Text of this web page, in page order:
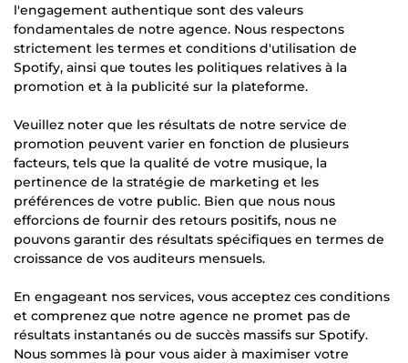
l'engagement authentique sont des valeurs
fondamentales de notre agence. Nous respectons
strictement les termes et conditions d'utilisation de
Spotify, ainsi que toutes les politiques relatives à la
promotion et à la publicité sur la plateforme.
Veuillez noter que les résultats de notre service de
promotion peuvent varier en fonction de plusieurs
facteurs, tels que la qualité de votre musique, la
pertinence de la stratégie de marketing et les
préférences de votre public. Bien que nous nous
efforcions de fournir des retours positifs, nous ne
pouvons garantir des résultats spécifiques en termes de
croissance de vos auditeurs mensuels.
En engageant nos services, vous acceptez ces conditions
et comprenez que notre agence ne promet pas de
résultats instantanés ou de succès massifs sur Spotify.
Nous sommes là pour vous aider à maximiser votre